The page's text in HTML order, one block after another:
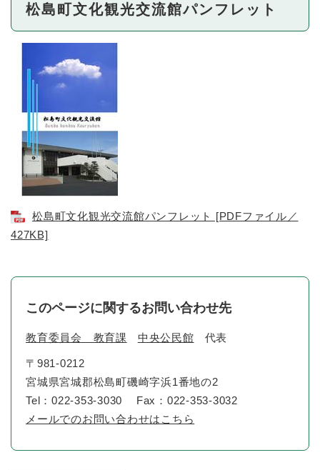
松島町文化観光交流館パンフレット
松島町文化観光交流館パンフレット [PDFファイル／
427KB]
このページに関するお問い合わせ先
教育委員会 教育課 中央公民館 代表
〒981-0212
宮城県宮城郡松島町磯崎字浜1番地の2
Tel：022-353-3030
Fax：022-353-3032
メールでのお問い合わせはこちら